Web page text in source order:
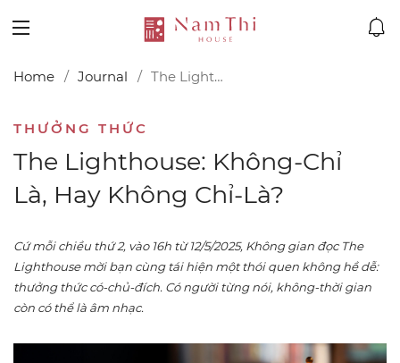
Home Journal The Lighthouse: Không-chỉ là, hay không chỉ-là?
THƯỞNG THỨC
The Lighthouse: Không-Chỉ
Là, Hay Không Chỉ-Là?
Cứ mỗi chiều thứ 2, vào 16h từ 12/5/2025, Không gian đọc The
Lighthouse mời bạn cùng tái hiện một thói quen không hề dễ:
thưởng thức có-chủ-đích. Có người từng nói, không-thời gian
còn có thể là âm nhạc.